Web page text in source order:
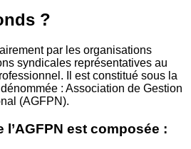
?
par les organisations
syndicales représentatives au
Il est constitué sous la
: Association de Gestion
(AGFPN).
est composée :